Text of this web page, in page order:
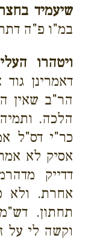
שיעמיד
במ"ו פ"ה
ויטהרו
דאמרינן
הר"ב שאין
הלכה.
כר"י דס"ל
אסיק לא
דדייק
אחרת. ולא
תחתון.
וקשה לי על